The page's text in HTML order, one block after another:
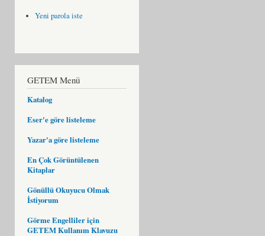
Yeni parola iste
GETEM Menü
Katalog
Eser'e göre listeleme
Yazar'a göre listeleme
En Çok Görüntülenen
Kitaplar
Gönüllü Okuyucu Olmak
İstiyorum
Görme Engelliler için
GETEM Kullanım Klavuzu